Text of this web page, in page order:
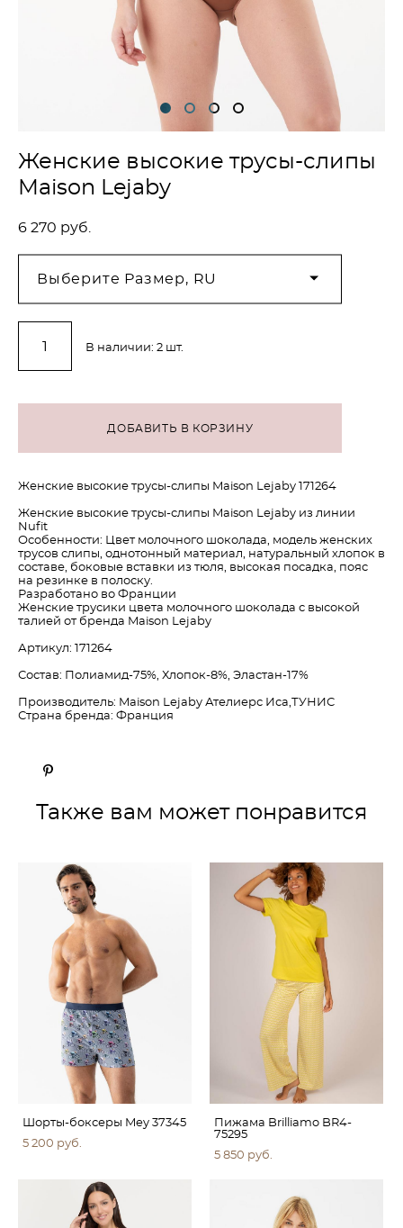
Женские высокие трусы-слипы
Maison Lejaby
6 270 pуб.
Выберите Размер, RU
В наличии: 2 шт.
ДОБАВИТЬ В КОРЗИНУ
Женские высокие трусы-слипы Maison Lejaby 171264
Женские высокие трусы-слипы Maison Lejaby из линии
Nufit
Особенности: Цвет молочного шоколада, модель женских
трусов слипы, однотонный материал, натуральный хлопок в
составе, боковые вставки из тюля, высокая посадка, пояс
на резинке в полоску.
Разработано во Франции
Женские трусики цвета молочного шоколада с высокой
талией от бренда Maison Lejaby
Артикул: 171264
Состав: Полиамид-75%, Хлопок-8%, Эластан-17%
Производитель: Maison Lejaby Ателиерс Иса,ТУНИС
Страна бренда: Франция
Также вам может понравится
Шорты-боксеры Mey 37345
5 200 pуб.
Пижама Brilliamo BR4-
75295
5 850 pуб.